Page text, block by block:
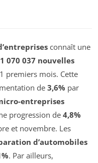
connaît une
1 070 037 nouvelles
premiers mois. Cette
de 3,6% par
entreprises
progression de 4,8%
et novembre. Les
d’automobiles
. Par ailleurs,